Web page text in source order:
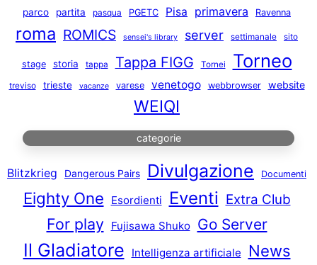
parco partita pasqua PGETC Pisa primavera Ravenna
roma ROMICS sensei's library server settimanale sito
stage storia tappa Tappa FIGG Tornei Torneo
treviso trieste vacanze varese venetogo webbrowser website
WEIQI
categorie
Blitzkrieg Dangerous Pairs Divulgazione Documenti
Eighty One Esordienti Eventi Extra Club
For play Fujisawa Shuko Go Server
Il Gladiatore Intelligenza artificiale News